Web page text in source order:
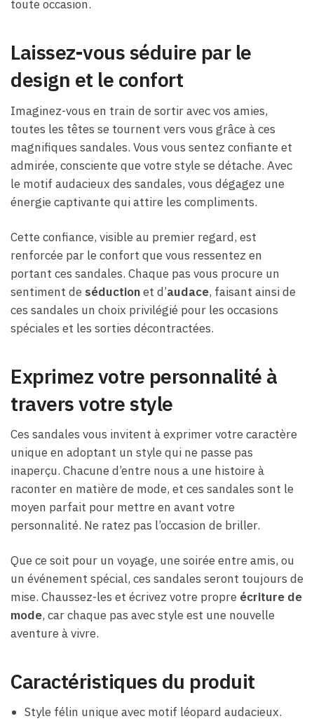
toute occasion.
Laissez-vous séduire par le
design et le confort
Imaginez-vous en train de sortir avec vos amies,
toutes les têtes se tournent vers vous grâce à ces
magnifiques sandales. Vous vous sentez confiante et
admirée, consciente que votre style se détache. Avec
le motif audacieux des sandales, vous dégagez une
énergie captivante qui attire les compliments.
Cette confiance, visible au premier regard, est
renforcée par le confort que vous ressentez en
portant ces sandales. Chaque pas vous procure un
sentiment de séductionet d’audace, faisant ainsi de
ces sandales un choix privilégié pour les occasions
spéciales et les sorties décontractées.
Exprimez votre personnalité à
travers votre style
Ces sandales vous invitent à exprimer votre caractère
unique en adoptant un style qui ne passe pas
inaperçu. Chacune d’entre nous a une histoire à
raconter en matière de mode, et ces sandales sont le
moyen parfait pour mettre en avant votre
personnalité. Ne ratez pas l’occasion de briller.
Que ce soit pour un voyage, une soirée entre amis, ou
un événement spécial, ces sandales seront toujours de
mise. Chaussez-les et écrivez votre propre écriture de
mode, car chaque pas avec style est une nouvelle
aventure à vivre.
Caractéristiques du produit
Style félin unique avec motif léopard audacieux.